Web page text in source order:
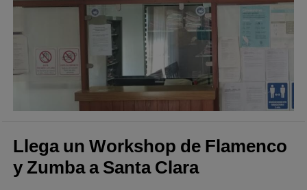
Llega un Workshop de Flamenco
y Zumba a Santa Clara